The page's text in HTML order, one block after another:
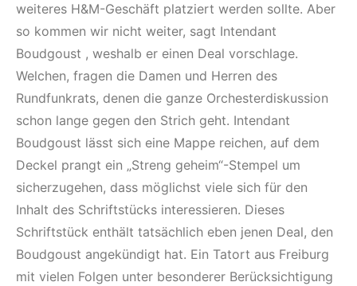
weiteres H&M-Geschäft platziert werden sollte. Aber
so kommen wir nicht weiter, sagt Intendant
Boudgoust , weshalb er einen Deal vorschlage.
Welchen, fragen die Damen und Herren des
Rundfunkrats, denen die ganze Orchesterdiskussion
schon lange gegen den Strich geht. Intendant
Boudgoust lässt sich eine Mappe reichen, auf dem
Deckel prangt ein „Streng geheim“-Stempel um
sicherzugehen, dass möglichst viele sich für den
Inhalt des Schriftstücks interessieren. Dieses
Schriftstück enthält tatsächlich eben jenen Deal, den
Boudgoust angekündigt hat. Ein Tatort aus Freiburg
mit vielen Folgen unter besonderer Berücksichtigung